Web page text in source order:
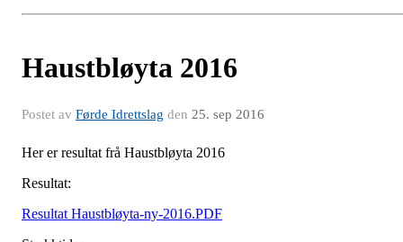
Haustbløyta 2016
Postet av Førde Idrettslag den 25. sep 2016
Her er resultat frå Haustbløyta 2016
Resultat:
Resultat Haustbløyta-ny-2016.PDF